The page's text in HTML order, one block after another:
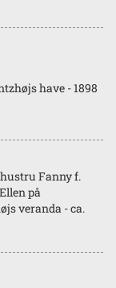
have - 1898
hustru Fanny f.
på
veranda - ca.